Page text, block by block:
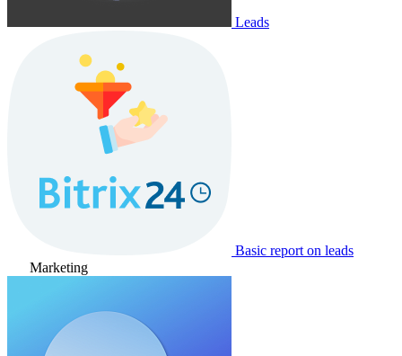
Leads
Basic report on leads
Marketing